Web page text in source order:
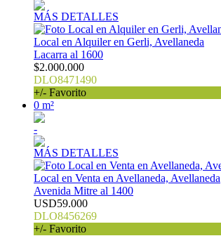
MÁS DETALLES
Local en Alquiler en Gerli, Avellaneda
Lacarra al 1600
$2.000.000
DLO8471490
+/- Favorito
0 m²
-
MÁS DETALLES
Local en Venta en Avellaneda, Avellaneda
Avenida Mitre al 1400
USD59.000
DLO8456269
+/- Favorito